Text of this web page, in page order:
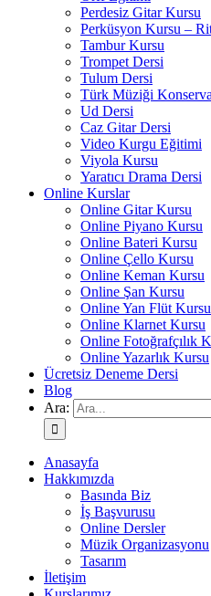
Perdesiz Gitar Kursu
Perküsyon Kursu –
Tambur Kursu
Trompet Dersi
Tulum Dersi
Türk Müziği
Ud Dersi
Caz Gitar Dersi
Video Kurgu Eğitimi
Viyola Kursu
Yaratıcı Drama Dersi
Online Kurslar
Online Gitar Kursu
Online Piyano Kursu
Online Bateri Kursu
Online Çello Kursu
Online Keman Kursu
Online Şan Kursu
Online Yan Flüt Kursu
Online Klarnet Kursu
Online Fotoğrafçılık
Online Yazarlık Kursu
Ücretsiz Deneme Dersi
Blog
Ara:
Anasayfa
Hakkımızda
Basında Biz
İş Başvurusu
Online Dersler
Müzik Organizasyonu
Tasarım
İletişim